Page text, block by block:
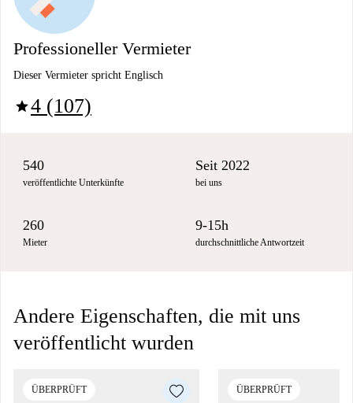
Professioneller Vermieter
Dieser Vermieter spricht Englisch
star4 (107)
540
veröffentlichte Unterkünfte
Seit 2022
bei uns
260
Mieter
9-15h
durchschnittliche Antwortzeit
Andere Eigenschaften, die mit uns
veröffentlicht wurden
ÜBERPRÜFT ÜBERPRÜFT